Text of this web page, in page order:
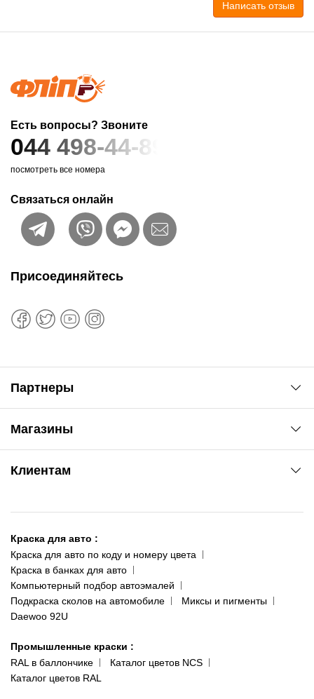
Написать отзыв
Есть вопросы? Звоните
044 498-44-89
посмотреть все номера
Связаться онлайн
Магазины
ул. Рабочая, 2-а
093 611-39-23
(ориентир: Интайм №40)
Одесса
пр-т Акад. Глушко, 29
066 554-97-70
Клиентам
Доставка и оплата
Сотрудничество
Наши публикации
Публичная оферта
Политика конфиденциальности
Присоединяйтесь
Партнеры
Сервис колористам
Краска для авто :
Краска для авто по коду и номеру цвета
Краска в банках для авто
Компьютерный подбор автоэмалей
Подкраска сколов на автомобиле
Миксы и пигменты
Daewoo 92U
Промышленные краски :
RAL в баллончике
Каталог цветов NCS
Каталог цветов RAL